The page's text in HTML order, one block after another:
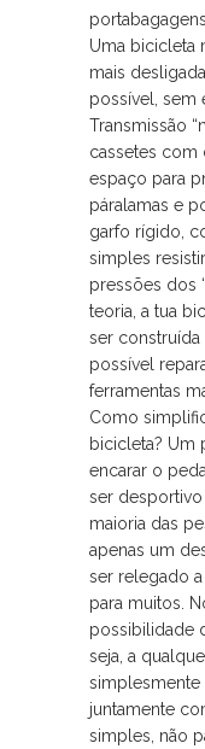
portabagagens.
Uma bicicleta
mais
possível, sem
Transmissão
cassetes
espaço para
páralamas e
garfo rígido,
simples
pressões dos
teoria, a tua
ser
possível
ferramentas
Como
bicicleta? Um
encarar o
ser
maioria das
apenas um
ser relegado
para muitos.
possibilidade
seja, a
simplesmente
juntamente
simples, não